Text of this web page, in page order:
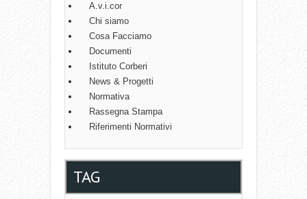
A.v.i.cor
Chi siamo
Cosa Facciamo
Documenti
Istituto Corberi
News & Progetti
Normativa
Rassegna Stampa
Riferimenti Normativi
TAG